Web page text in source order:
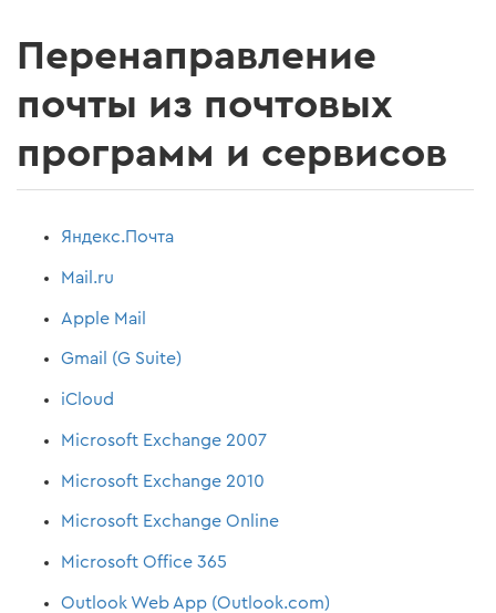
Перенаправление
почты из почтовых
программ и сервисов
Яндекс.Почта
Mail.ru
Apple Mail
Gmail (G Suite)
iCloud
Microsoft Exchange 2007
Microsoft Exchange 2010
Microsoft Exchange Online
Microsoft Office 365
Outlook Web App (Outlook.com)